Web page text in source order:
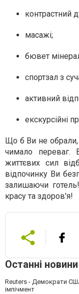
контрастний
масажі;
бювет
спортзал з
активний
екскурсійні
Що б Ви не
чимало переваг.
життєвих сил
відпочинку Ви
залишаючи
красу та здоров'я!
Останні новини
Reuters - Демократи
імпічмент